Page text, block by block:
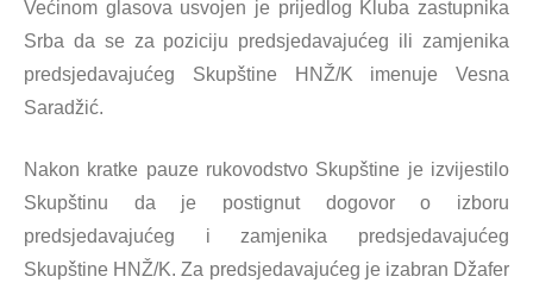
Većinom glasova usvojen je prijedlog Kluba zastupnika
Srba da se za poziciju predsjedavajućeg ili zamjenika
predsjedavajućeg Skupštine HNŽ/K imenuje Vesna
Saradžić.
Nakon kratke pauze rukovodstvo Skupštine je izvijestilo
Skupštinu da je postignut dogovor o izboru
predsjedavajućeg i zamjenika predsjedavajućeg
Skupštine HNŽ/K. Za predsjedavajućeg je izabran Džafer